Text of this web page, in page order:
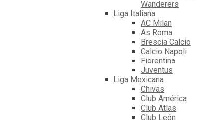
Wanderers
Liga Italiana
AC Milan
As Roma
Brescia Calcio
Calcio Napoli
Fiorentina
Juventus
Liga Mexicana
Chivas
Club América
Club Atlas
Club León